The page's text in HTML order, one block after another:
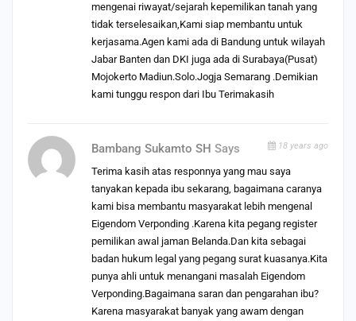
mengenai riwayat/sejarah kepemilikan tanah yang
tidak terselesaikan,Kami siap membantu untuk
kerjasama.Agen kami ada di Bandung untuk wilayah
Jabar Banten dan DKI juga ada di Surabaya(Pusat)
Mojokerto Madiun.Solo.Jogja Semarang .Demikian
kami tunggu respon dari Ibu Terimakasih
Bambang Sukamto SH Says 18 years ago
Terima kasih atas responnya yang mau saya
tanyakan kepada ibu sekarang, bagaimana caranya
kami bisa membantu masyarakat lebih mengenal
Eigendom Verponding .Karena kita pegang register
pemilikan awal jaman Belanda.Dan kita sebagai
badan hukum legal yang pegang surat kuasanya.Kita
punya ahli untuk menangani masalah Eigendom
Verponding.Bagaimana saran dan pengarahan ibu?
Karena masyarakat banyak yang awam dengan